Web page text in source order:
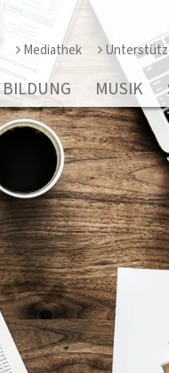
Mediathek
BILDUNG MUSIK